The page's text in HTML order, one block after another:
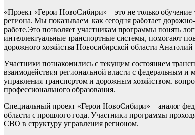
«Проект «Герои НовоСибири» – это не только
региона. Мы показываем, как сегодня работает
работе.Это позволяет участникам программы понять
интеллектуальные транспортные системы, помогают
дорожного хозяйства Новосибирской области
Участники познакомились с текущим состоянием
взаимодействия региональной власти с федеральным
управления транспортом и дорожным хозяйством,
профессионального образования.
Специальный проект «Герои НовоСибири» – аналог
области с прошлого года. Участники программы
СВО в структуру управления регионом.